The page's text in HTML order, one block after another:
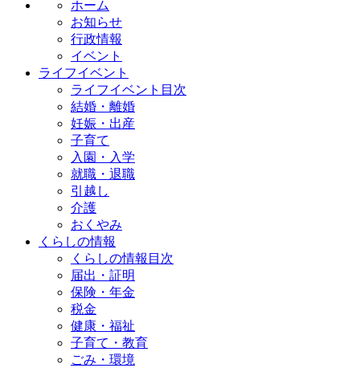
ホーム
お知らせ
行政情報
イベント
ライフイベント
ライフイベント目次
結婚・離婚
妊娠・出産
子育て
入園・入学
就職・退職
引越し
介護
おくやみ
くらしの情報
くらしの情報目次
届出・証明
保険・年金
税金
健康・福祉
子育て・教育
ごみ・環境